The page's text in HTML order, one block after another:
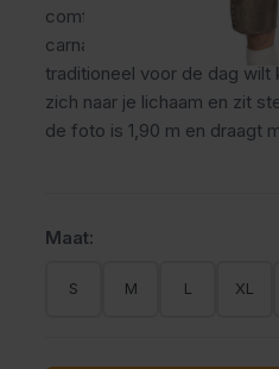
comfortabele pasvorm.
carnaval en themafeesten
traditioneel voor de dag
zich naar je lichaam en zit
de foto is 1,90 m en draagt
Maat:
S M L XL